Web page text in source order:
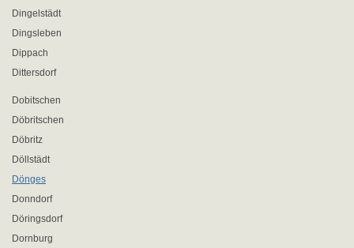
Dingelstädt
Dingsleben
Dippach
Dittersdorf
Dobitschen
Döbritschen
Döbritz
Döllstädt
Dönges
Donndorf
Döringsdorf
Dornburg